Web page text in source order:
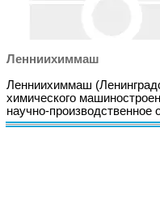
Ленниихиммаш
Ленниихиммаш
химического
научно-производственное